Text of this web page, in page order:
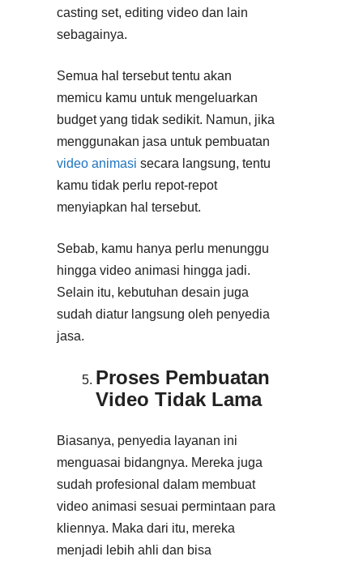
casting set, editing video dan lain
sebagainya.
Semua hal tersebut tentu akan
memicu kamu untuk mengeluarkan
budget yang tidak sedikit. Namun, jika
menggunakan jasa untuk pembuatan
video animasi secara langsung, tentu
kamu tidak perlu repot-repot
menyiapkan hal tersebut.
Sebab, kamu hanya perlu menunggu
hingga video animasi hingga jadi.
Selain itu, kebutuhan desain juga
sudah diatur langsung oleh penyedia
jasa.
Proses Pembuatan
Video Tidak Lama
Biasanya, penyedia layanan ini
menguasai bidangnya. Mereka juga
sudah profesional dalam membuat
video animasi sesuai permintaan para
kliennya. Maka dari itu, mereka
menjadi lebih ahli dan bisa